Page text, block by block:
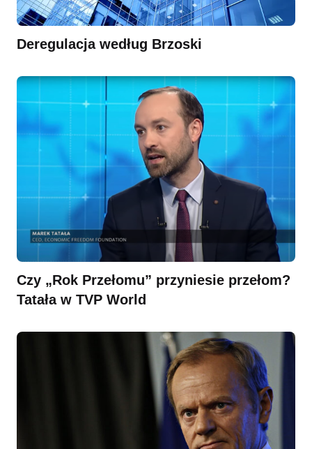
Deregulacja według Brzoski
Czy „Rok Przełomu” przyniesie przełom?
Tatała w TVP World